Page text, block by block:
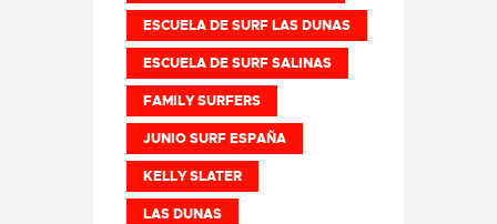
ESCUELA DE SURF LAS DUNAS
ESCUELA DE SURF SALINAS
FAMILY SURFERS
JUNIO SURF ESPAÑA
KELLY SLATER
LAS DUNAS